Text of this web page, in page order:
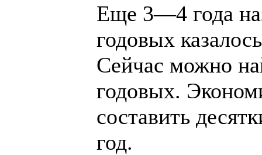
Еще 3—4 года
годовых
Сейчас можно
годовых.
составить
год.